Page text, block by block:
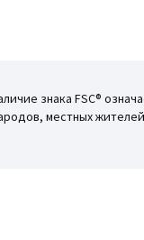
знака FSC®
местных